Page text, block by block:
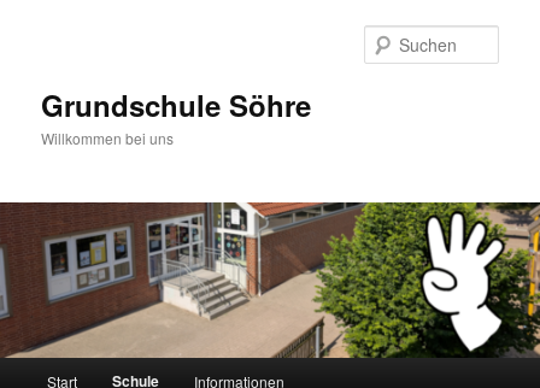
Grundschule Söhre
Willkommen bei uns
Start Schule Informationen